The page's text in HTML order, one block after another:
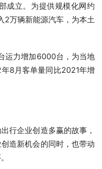
成立。为提供规模化网约
2万辆新能源汽车，为本土
运力增加6000台，为当地
8月客单量同比2021年增
行企业创造多赢的故事，
造新机会的同时，也带动